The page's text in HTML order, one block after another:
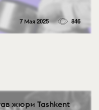
7 Мая 2025 846
жюри Tashkent